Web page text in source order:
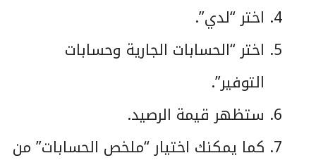
اختر “لدي”.
اختر “الحسابات الجارية وحسابات
التوفير”.
ستظهر قيمة الرصيد.
كما يمكنك اختيار “ملخص الحسابات” من